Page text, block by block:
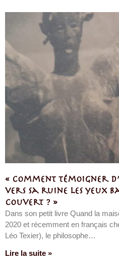
« Comment témoigner
vers sa ruine les yeux
couvert ? »
Dans son petit livre Quand la
2020 et récemment en français
Léo Texier), le philosophe…
Lire la suite »